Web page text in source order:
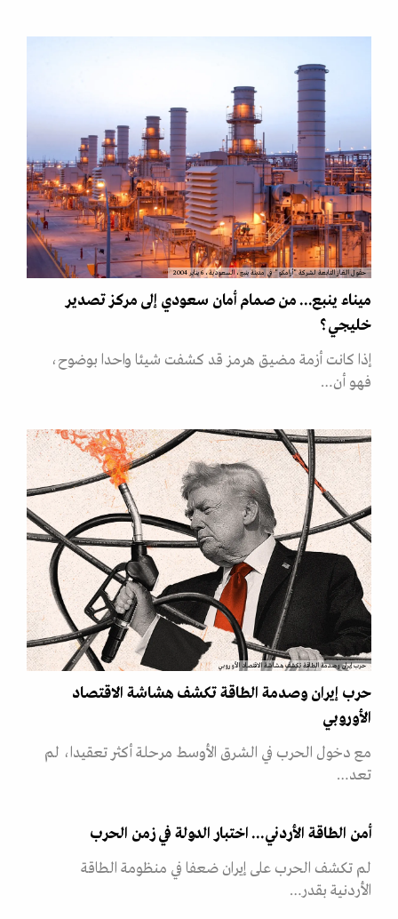
حقول الغاز التابعة لشركة "أرامكو" في مدينة ينبع، السعودية، 6 يناير 2004
ميناء ينبع... من صمام أمان سعودي إلى مركز تصدير
خليجي؟
إذا كانت أزمة مضيق هرمز قد كشفت شيئا واحدا بوضوح،
فهو أن…
حرب إيران وصدمة الطاقة تكشف هشاشة الاقتصاد الأوروبي
حرب إيران وصدمة الطاقة تكشف هشاشة الاقتصاد
الأوروبي
مع دخول الحرب في الشرق الأوسط مرحلة أكثر تعقيدا، لم
تعد…
أمن الطاقة الأردني... اختبار الدولة في زمن الحرب
لم تكشف الحرب على إيران ضعفا في منظومة الطاقة
الأردنية بقدر…